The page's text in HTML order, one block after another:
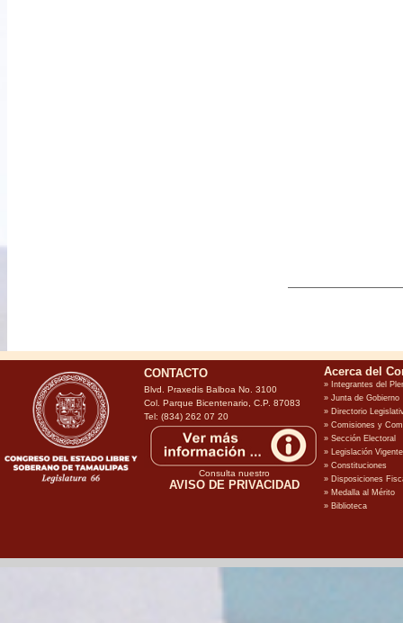
CONTACTO
Blvd. Praxedis Balboa No. 3100
Col. Parque Bicentenario, C.P. 87083
Tel: (834) 262 07 20
Consulta nuestro
AVISO DE PRIVACIDAD